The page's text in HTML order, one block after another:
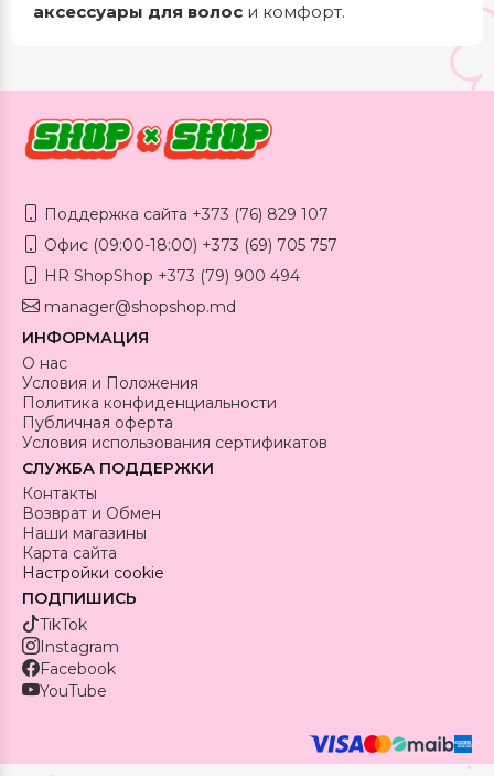
аксессуары для волос и комфорт.
Поддержка сайта +373 (76) 829 107
Офис (09:00-18:00) +373 (69) 705 757
HR ShopShop +373 (79) 900 494
manager@shopshop.md
ИНФОРМАЦИЯ
О нас
Условия и Положения
Политика конфиденциальности
Публичная оферта
Условия использования сертификатов
СЛУЖБА ПОДДЕРЖКИ
Контакты
Возврат и Обмен
Наши магазины
Карта сайта
Настройки cookie
ПОДПИШИСЬ
TikTok
Instagram
Facebook
YouTube